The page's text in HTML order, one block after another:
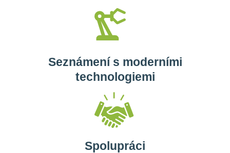
Seznámení s moderními
technologiemi
Spolupráci